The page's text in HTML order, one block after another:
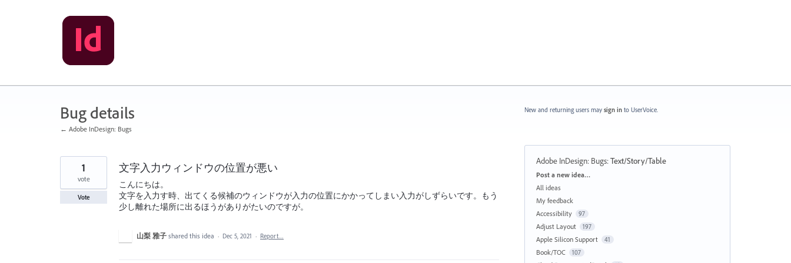
Bug details
← Adobe InDesign: Bugs
文字入力ウィンドウの位置が悪い
こんにちは。
文字を入力す時、出てくる候補のウィンドウが入力の位置にかかってしまい入力がしずらいです。もう
少し離れた場所に出るほうがありがたいのですが。
1
vote
Vote
山梨 雅子 shared this idea · Dec 5, 2021 · Report…
New and returning users may sign in to UserVoice.
Adobe InDesign: Bugs:Text/Story/Table
Categories
Post a new idea…
All ideas
My feedback
Accessibility
97
Adjust Layout 197
Apple Silicon Support 41
Book/TOC 107